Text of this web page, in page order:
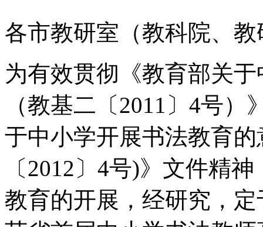
各市教研室（教科院、
为有效贯彻《教育部关
（教基二〔2011〕4号
于中小学开展书法教育
〔2012〕4号)》文件精
教育的开展，经研究，